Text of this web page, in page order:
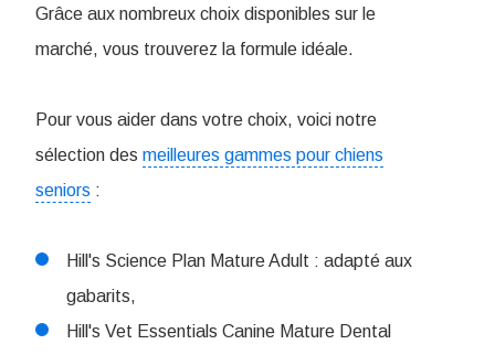
Grâce aux nombreux choix disponibles sur le
marché, vous trouverez la formule idéale.
Pour vous aider dans votre choix, voici notre
sélection des meilleures gammes pour chiens
seniors :
Hill's Science Plan Mature Adult : adapté aux
gabarits,
Hill's Vet Essentials Canine Mature Dental